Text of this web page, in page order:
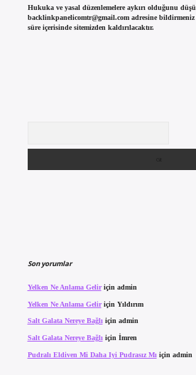
Hukuka ve yasal düzenlemelere aykırı olduğunu
backlinkpanelicomtr@gmail.comadresine
süre içerisinde sitemizden kaldırılacaktır.
Son yorumlar
Yelken Ne Anlama Geliriçin admin
Yelken Ne Anlama Geliriçin Yıldırım
Salt Galata Nereye Bağlıiçin admin
Salt Galata Nereye Bağlı için İmren
Pudralı Eldiven Mi Daha Iyi Pudrasız Mı için admin